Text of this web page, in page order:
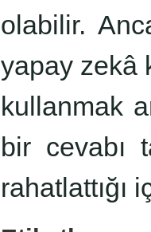
olabilir.
yapay zekâ
kullanmak
bir cevabı
rahatlattığı